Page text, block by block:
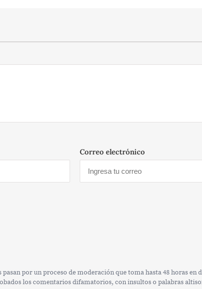
Correo electrónico
por un proceso de moderación que toma hasta 48 horas en
los comentarios difamatorios, con insultos o palabras